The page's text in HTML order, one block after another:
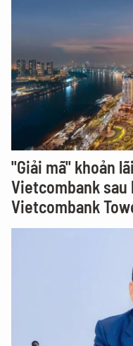
"Giải mã" khoản
Vietcombank
Vietcombank